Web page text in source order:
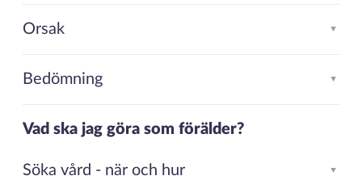
Orsak ▲
Bedömning ▲
Vad ska jag göra som förälder?
Söka vård - när och hur ▲